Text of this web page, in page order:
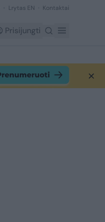
Lrytas EN Kontaktai
Prisijungti